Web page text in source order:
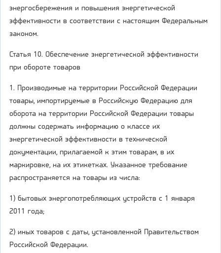
энергосбережения и повышения энергетической
эффективности в соответствии с настоящим Федеральным
законом.
Статья 10. Обеспечение энергетической эффективности
при обороте товаров
1. Производимые на территории Российской Федерации
товары, импортируемые в Российскую Федерацию для
оборота на территории Российской Федерации товары
должны содержать информацию о классе их
энергетической эффективности в технической
документации, прилагаемой к этим товарам, в их
маркировке, на их этикетках. Указанное требование
распространяется на товары из числа:
1) бытовых энергопотребляющих устройств с 1 января
2011 года;
2) иных товаров с даты, установленной Правительством
Российской Федерации.